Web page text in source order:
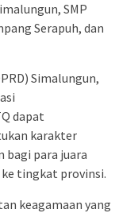
SMP
Serapuh, dan
Simalungun,
dapat
karakter
bagi para juara
tingkat provinsi.
keagamaan yang